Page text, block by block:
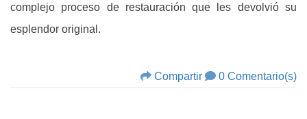
complejo proceso de restauración que les devolvió su
esplendor original.
Compartir 0 Comentario(s)